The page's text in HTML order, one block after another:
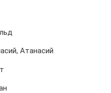
Атанасий